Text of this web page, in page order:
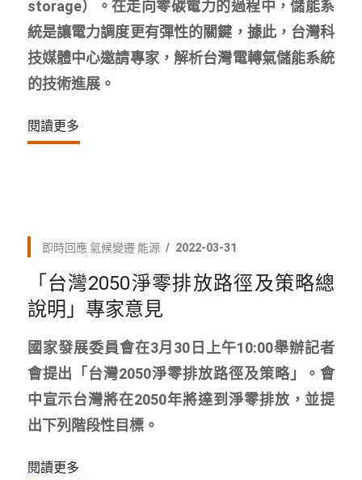
storage）。在走向零碳電力的過程中，儲能系
統是讓電力調度更有彈性的關鍵，據此，台灣科
技媒體中心邀請專家，解析台灣電轉氣儲能系統
的技術進展。
閱讀更多
即時回應 氣候變遷 能源 2022-03-31
「台灣2050淨零排放路徑及策略總
說明」專家意見
國家發展委員會在3月30日上午10:00舉辦記者
會提出「台灣2050淨零排放路徑及策略」。會
中宣示台灣將在2050年將達到淨零排放，並提
出下列階段性目標。
閱讀更多